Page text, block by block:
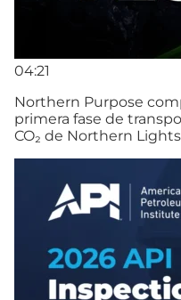
04:21
Northern Purpose
primera fase de
CO₂ de Northern